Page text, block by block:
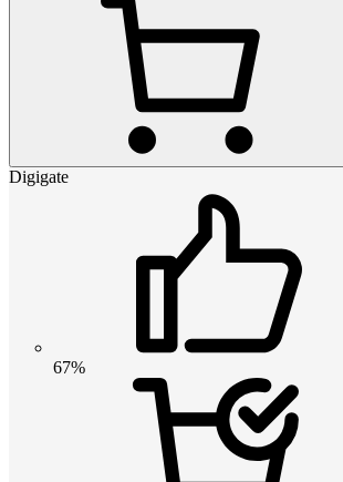
Digigate
67%